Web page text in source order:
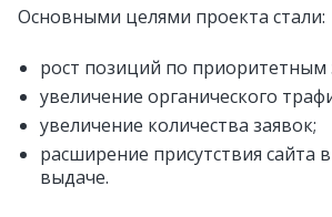
Основными целями проекта стали:
рост позиций по приоритетным
увеличение органического
увеличение количества заявок;
расширение присутствия сайта
выдаче.